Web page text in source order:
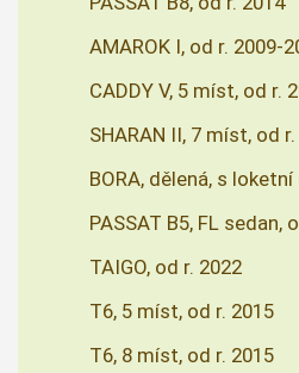
AMAROK I, od r. 2009-
CADDY V, 5 míst, od r.
SHARAN II, 7 míst, od
BORA, dělená, s
PASSAT B5, FL sedan,
TAIGO, od r. 2022
T6, 5 míst, od r. 2015
T6, 8 míst, od r. 2015